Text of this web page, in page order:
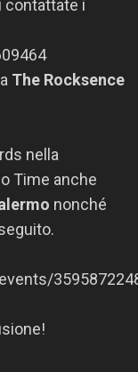
contattate i
The Rocksence
nella
Time anche
nonché